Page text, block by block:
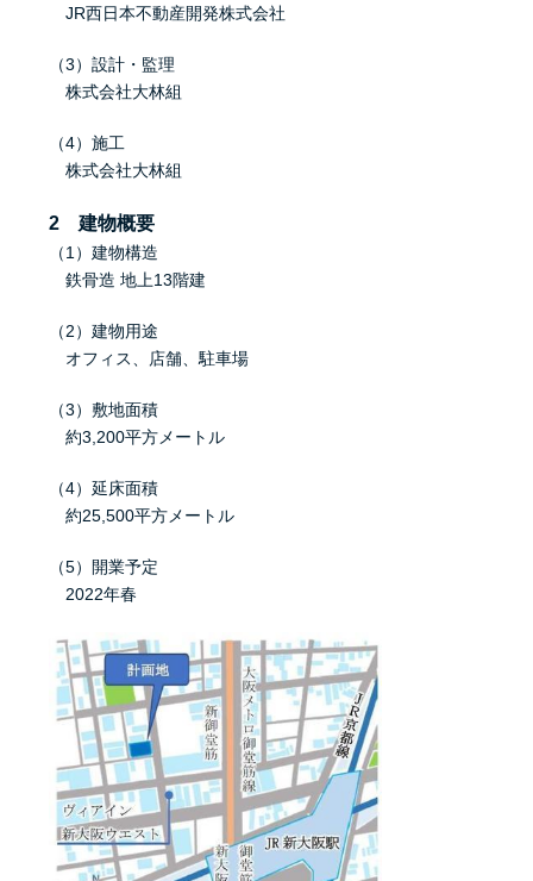
JR西日本不動産開発株式会社
（3）設計・監理
株式会社大林組
（4）施工
株式会社大林組
2 建物概要
（1）建物構造
鉄骨造 地上13階建
（2）建物用途
オフィス、店舗、駐車場
（3）敷地面積
約3,200平方メートル
（4）延床面積
約25,500平方メートル
（5）開業予定
2022年春